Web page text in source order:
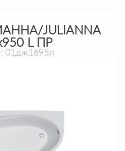
JULIANNA
L ПР
01дж1695л